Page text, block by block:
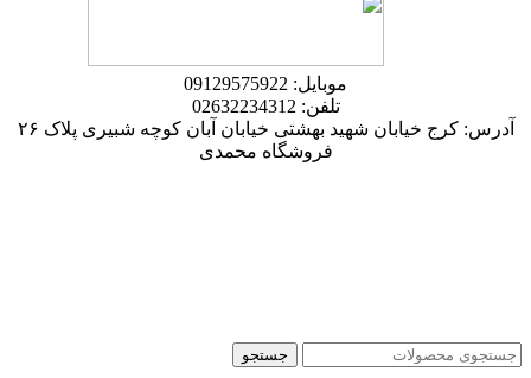
موبایل: 09129575922
تلفن: 02632234312
آدرس: کرج خیابان شهید بهشتی خیابان آبان کوچه شبیری پلاک ۲۶
فروشگاه محمدی
جستجو